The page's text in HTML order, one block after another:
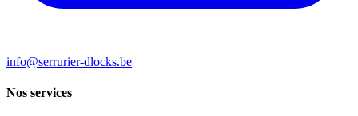
info@serrurier-dlocks.be
Nos services